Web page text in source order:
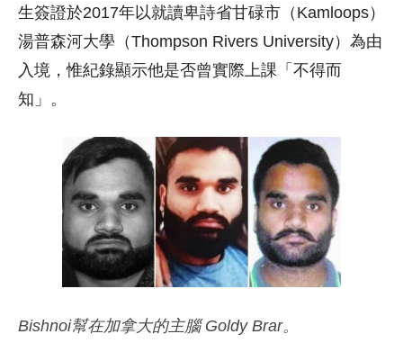
生簽證於2017年以就讀卑詩省甘碌市（Kamloops）
湯普森河大學（Thompson Rivers University）為由
入境，惟紀錄顯示他是否曾實際上課「不得而
知」。
Bishnoi幫在加拿大的主腦 Goldy Brar。